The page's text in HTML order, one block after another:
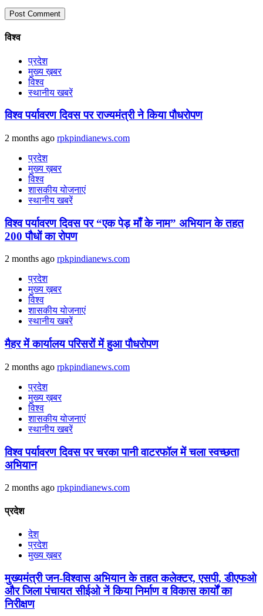
विश्व
प्रदेश
मुख्य ख़बर
विश्व
स्थानीय खबरें
विश्व पर्यावरण दिवस पर राज्यमंत्री ने किया पौधरोपण
2 months ago rpkpindianews.com
प्रदेश
मुख्य ख़बर
विश्व
शासकीय योजनाएं
स्थानीय खबरें
विश्व पर्यावरण दिवस पर “एक पेड़ माँ के नाम” अभियान के तहत
200 पौधों का रोपण
2 months ago rpkpindianews.com
प्रदेश
मुख्य ख़बर
विश्व
शासकीय योजनाएं
स्थानीय खबरें
मैहर में कार्यालय परिसरों में हुआ पौधरोपण
2 months ago rpkpindianews.com
प्रदेश
मुख्य ख़बर
विश्व
शासकीय योजनाएं
स्थानीय खबरें
विश्व पर्यावरण दिवस पर चरका पानी वाटरफॉल में चला स्वच्छता
अभियान
2 months ago rpkpindianews.com
प्रदेश
देश
प्रदेश
मुख्य ख़बर
मुख्यमंत्री जन-विश्वास अभियान के तहत कलेक्टर, एसपी, डीएफओ
और जिला पंचायत सीईओ नें किया निर्माण व विकास कार्यों का
निरीक्षण